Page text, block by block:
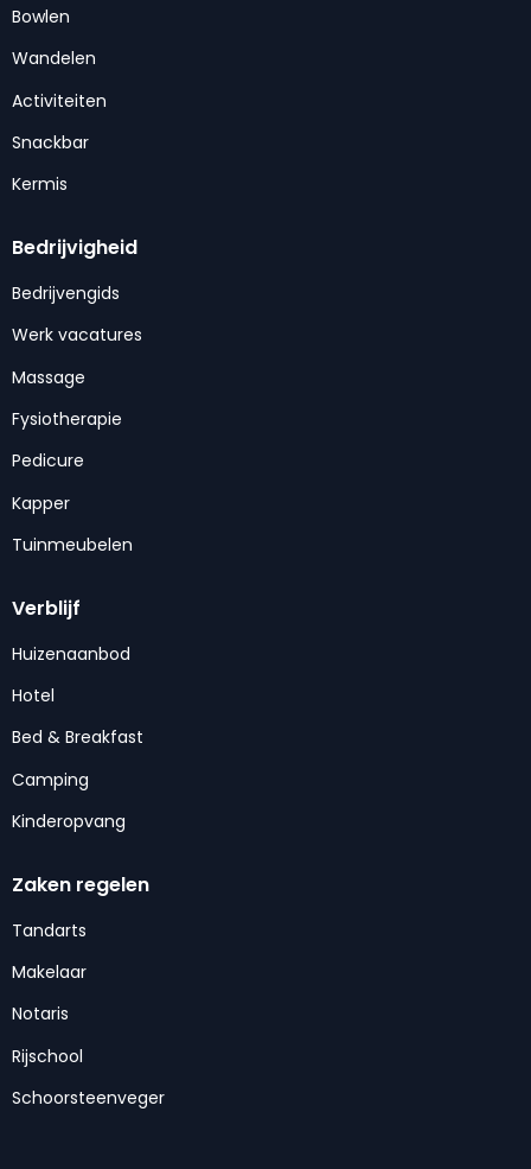
Bowlen
Wandelen
Activiteiten
Snackbar
Kermis
Bedrijvigheid
Bedrijvengids
Werk vacatures
Massage
Fysiotherapie
Pedicure
Kapper
Tuinmeubelen
Verblijf
Huizenaanbod
Hotel
Bed & Breakfast
Camping
Kinderopvang
Zaken regelen
Tandarts
Makelaar
Notaris
Rijschool
Schoorsteenveger